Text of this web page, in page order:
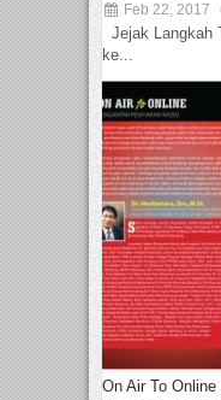
Feb 22, 2017
Jejak Langkah
ke...
On Air To